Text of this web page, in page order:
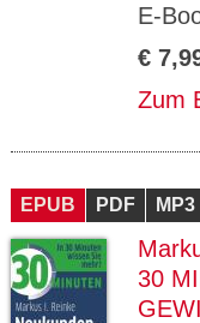
E-
€
Zum
EPUB PDF MP3
30